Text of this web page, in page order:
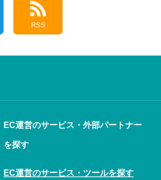
RSS
EC運営のサービス・外部パートナー
を探す
EC運営のサービス・ツールを探す